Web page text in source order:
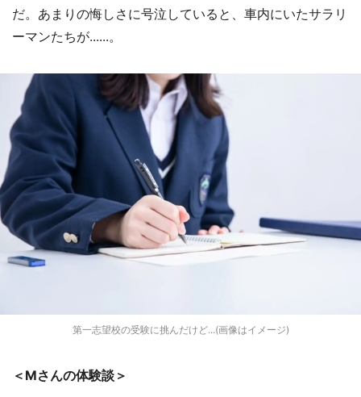
だ。あまりの悔しさに号泣していると、車内にいたサラリ
ーマンたちが......。
第一志望校の受験に挑んだけど...(画像はイメージ)
＜Mさんの体験談＞